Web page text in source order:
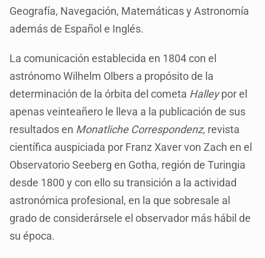
Geografía, Navegación, Matemáticas y Astronomía
además de Español e Inglés.
La comunicación establecida en 1804 con el
astrónomo Wilhelm Olbers a propósito de la
determinación de la órbita del cometa Halleypor el
apenas veinteañero le lleva a la publicación de sus
resultados en Monatliche Correspondenz, revista
científica auspiciada por Franz Xaver von Zach en el
Observatorio Seeberg en Gotha, región de Turingia
desde 1800 y con ello su transición a la actividad
astronómica profesional, en la que sobresale al
grado de considerársele el observador más hábil de
su época.